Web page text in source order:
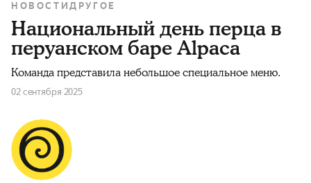
НОВОСТИДРУГОЕ
Национальный день перца в
перуанском баре Alpaca
Команда представила небольшое специальное меню.
02 сентября 2025